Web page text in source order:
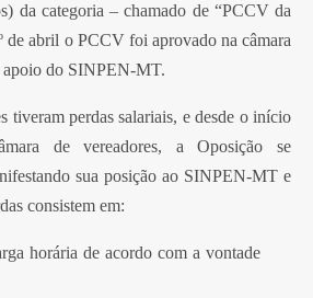
) da categoria – chamado de “PCCV da
de abril o PCCV foi aprovado na câmara
apoio do SINPEN-MT.
tiveram perdas salariais, e desde o início
de vereadores, a Oposição se
sua posição ao SINPEN-MT e
consistem em:
horária de acordo com a vontade